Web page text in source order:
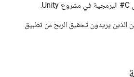
يريدون تحقيق الربح من تطبيق